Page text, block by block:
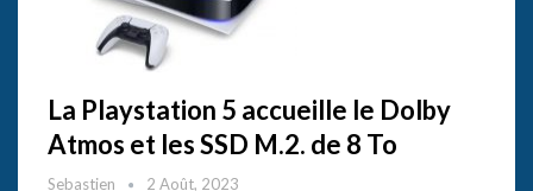
La Playstation 5 accueille le Dolby
Atmos et les SSD M.2. de 8 To
Sebastien 2 Août, 2023